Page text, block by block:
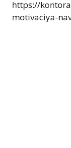
https://
motivaciya-